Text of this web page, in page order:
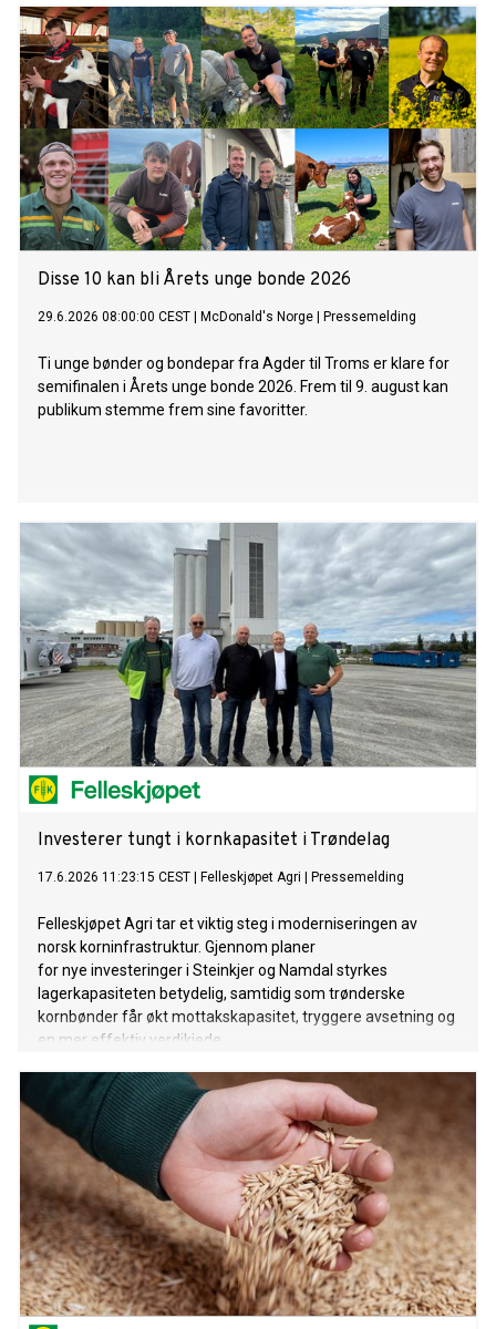
Disse 10 kan bli Årets unge bonde 2026
29.6.2026 08:00:00 CEST McDonald's Norge Pressemelding
Ti unge bønder og bondepar fra Agder til Troms er klare for
semifinalen i Årets unge bonde 2026. Frem til 9. august kan
publikum stemme frem sine favoritter.
Investerer tungt i kornkapasitet i Trøndelag
17.6.2026 11:23:15 CEST Felleskjøpet Agri Pressemelding
Felleskjøpet Agri tar et viktig steg i moderniseringen av
norsk korninfrastruktur. Gjennom planer
for nye investeringer i Steinkjer og Namdal styrkes
lagerkapasiteten betydelig, samtidig som trønderske
kornbønder får økt mottakskapasitet, tryggere avsetning og
en mer effektiv verdikjede.